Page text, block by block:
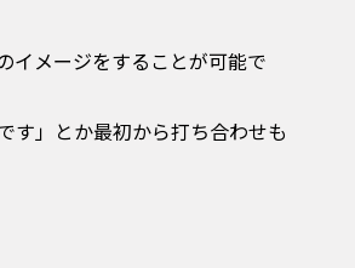
イメージをすることが可能で
す」とか最初から打ち合わせも